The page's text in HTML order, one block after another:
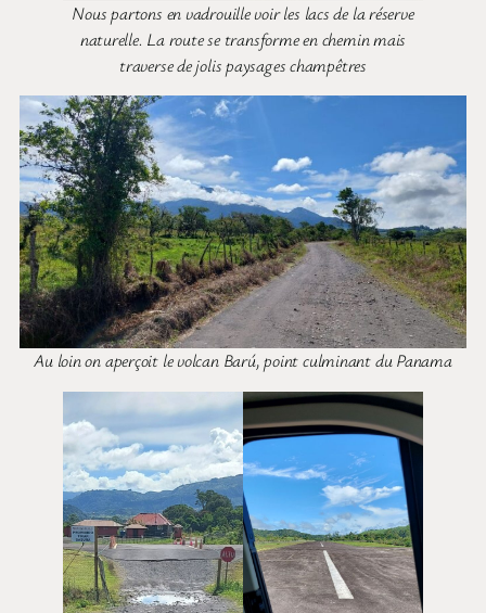
Nous partons en vadrouille voir les lacs de la réserve
naturelle. La route se transforme en chemin mais
traverse de jolis paysages champêtres
Au loin on aperçoit le volcan Barú, point culminant du Panama